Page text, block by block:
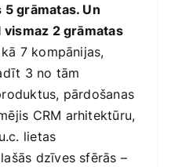
grāmatas. Un
2 grāmatas
7 kompānijas,
3 no tām
pārdošanas
CRM arhitektūru,
lietas
dzīves sfērās –